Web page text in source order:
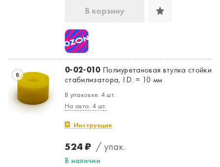
В корзину
8 0-02-010 Полиуретановая втулка стойки
стабилизатора, I.D. = 10 мм
В упаковке: 4 шт.
На авто: 4 шт.
Инструкция
524 ₽ / упак.
В наличии